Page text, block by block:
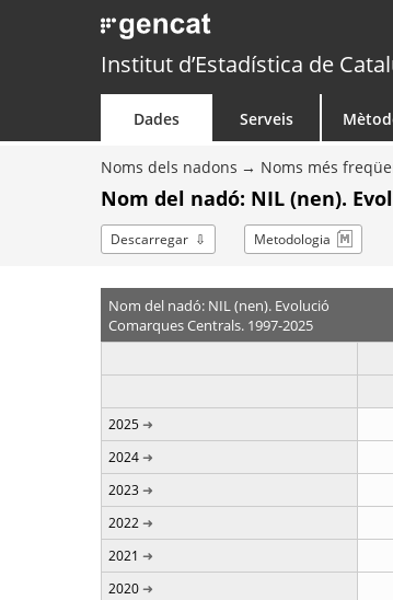
Institut d’Estadística de
Dades Serveis
Noms dels nadons Noms més
Nom del nadó: NIL (nen).
Descarregar Metodologia
Nom del nadó: NIL (nen). Evolució
Comarques Centrals. 1997-2025
2025
2024
2023
2022
2021
2020